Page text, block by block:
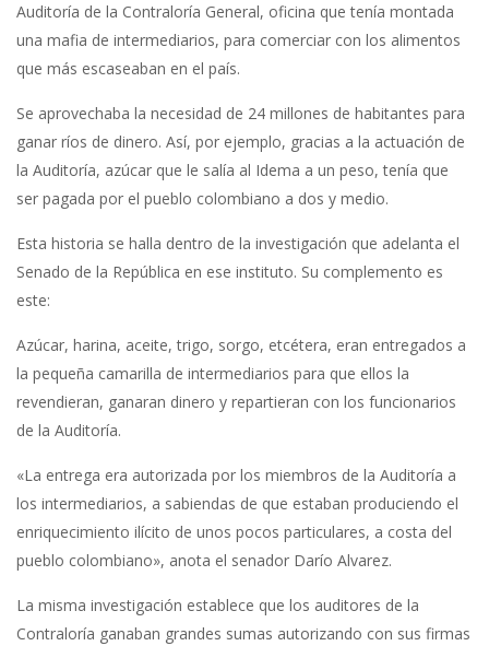
Auditoría de la Contraloría General, oficina que tenía montada
una mafia de intermediarios, para comerciar con los alimentos
que más escaseaban en el país.
Se aprovechaba la necesidad de 24 millones de habitantes para
ganar ríos de dinero. Así, por ejemplo, gracias a la actuación de
la Auditoría, azúcar que le salía al Idema a un peso, tenía que
ser pagada por el pueblo colombiano a dos y medio.
Esta historia se halla dentro de la investigación que adelanta el
Senado de la República en ese instituto. Su complemento es
este:
Azúcar, harina, aceite, trigo, sorgo, etcétera, eran entregados a
la pequeña camarilla de intermediarios para que ellos la
revendieran, ganaran dinero y repartieran con los funcionarios
de la Auditoría.
«La entrega era autorizada por los miembros de la Auditoría a
los intermediarios, a sabiendas de que estaban produciendo el
enriquecimiento ilícito de unos pocos particulares, a costa del
pueblo colombiano», anota el senador Darío Alvarez.
La misma investigación establece que los auditores de la
Contraloría ganaban grandes sumas autorizando con sus firmas